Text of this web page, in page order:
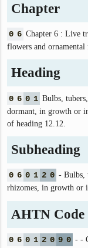
Chapter
0 6 Chapter 6 : Live
flowers and ornamental
Heading
0 6 0 1 Bulbs,
dormant, in growth or
of heading 12.12.
Subheading
0 6 0 1 2 0 - Bulbs,
rhizomes, in growth or
AHTN Code
0 6 0 1 2 0 9 0 - -